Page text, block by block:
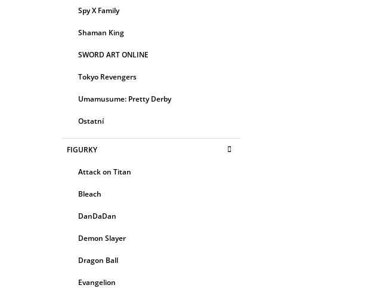
Spy X Family
Shaman King
SWORD ART ONLINE
Tokyo Revengers
Umamusume: Pretty Derby
Ostatní
FIGURKY
Attack on Titan
Bleach
DanDaDan
Demon Slayer
Dragon Ball
Evangelion